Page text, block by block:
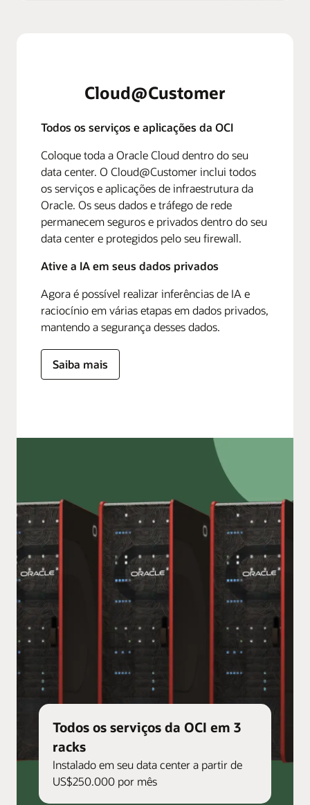
Todos os serviços da OCI em 3
racks
Instalado em seu data center a partir de
US$250.000 por mês
Cloud@Customer
Todos os serviços e aplicações da OCI
Coloque toda a Oracle Cloud dentro do seu
data center. O Cloud@Customer inclui todos
os serviços e aplicações de infraestrutura da
Oracle. Os seus dados e tráfego de rede
permanecem seguros e privados dentro do seu
data center e protegidos pelo seu firewall.
Ative a IA em seus dados privados
Agora é possível realizar inferências de IA e
raciocínio em várias etapas em dados privados,
mantendo a segurança desses dados.
Saiba mais